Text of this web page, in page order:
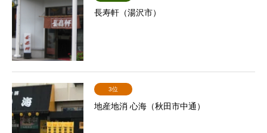
長寿軒（湯沢市）
3位
地産地消 心海（秋田市中通）